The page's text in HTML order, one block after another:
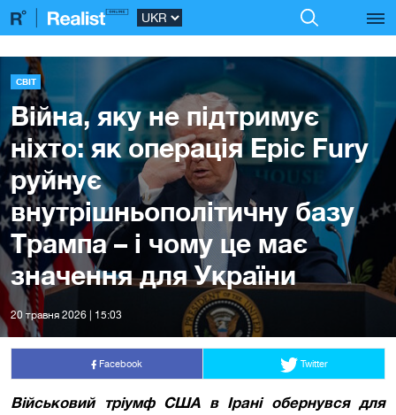
СВІТ
Війна, яку не підтримує
ніхто: як операція Epic Fury
руйнує
внутрішньополітичну базу
Трампа – і чому це має
значення для України
20 травня 2026 | 15:03
Facebook Twitter
Військовий тріумф США в Ірані обернувся для